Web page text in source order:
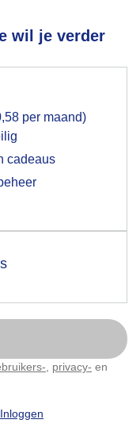
wil je verder
per maand)
cadeaus
privacy- en
Inloggen
42x bekeken
voor het
op hebt gegeven,
browser waarin
later